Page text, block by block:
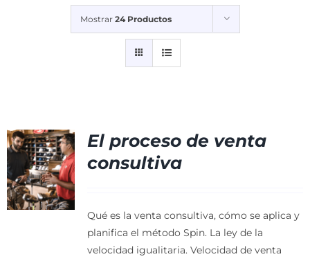
Mostrar 24 Productos
El proceso de venta
consultiva
Qué es la venta consultiva, cómo se aplica y
planifica el método Spin. La ley de la
velocidad igualitaria. Velocidad de venta